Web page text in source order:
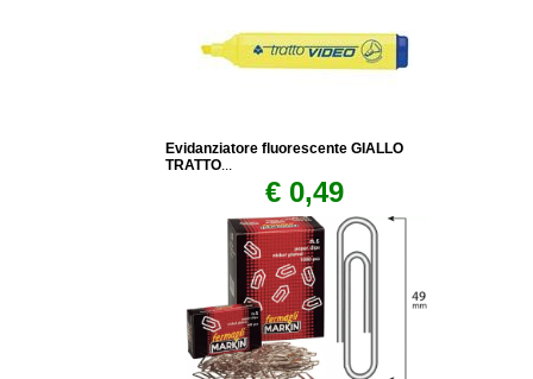
Evidanziatore fluorescente GIALLO
TRATTO...
€ 0,49